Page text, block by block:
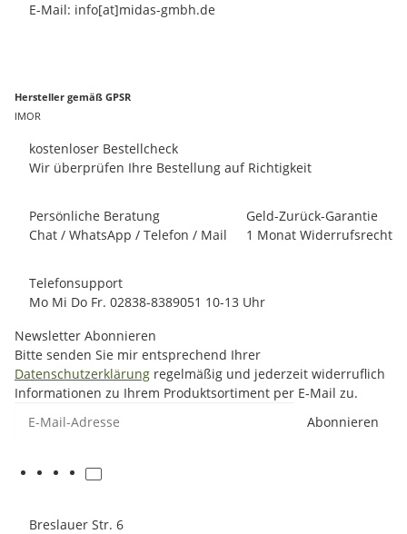
E-Mail: info[at]midas-gmbh.de
Hersteller gemäß GPSR
IMOR
kostenloser Bestellcheck
Wir überprüfen Ihre Bestellung auf Richtigkeit
Persönliche Beratung
Chat / WhatsApp / Telefon / Mail
Geld-Zurück-Garantie
1 Monat Widerrufsrecht
Telefonsupport
Mo Mi Do Fr. 02838-8389051 10-13 Uhr
Newsletter Abonnieren
Bitte senden Sie mir entsprechend Ihrer
Datenschutzerklärung regelmäßig und jederzeit widerruflich
Informationen zu Ihrem Produktsortiment per E-Mail zu.
Abonnieren
Breslauer Str. 6